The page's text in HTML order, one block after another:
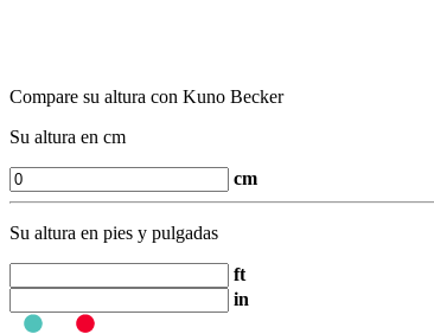
Compare su altura con Kuno Becker
Su altura en cm
cm
Su altura en pies y pulgadas
ft
in